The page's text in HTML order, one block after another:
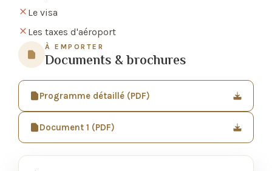
Le visa
Les taxes d'aéroport
À EMPORTER
Documents & brochures
Programme détaillé (PDF)
Document 1 (PDF)